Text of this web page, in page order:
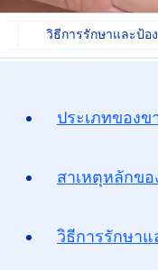
วิธีการรักษาและป้อ
ประเภทของข
สาเหตุหลักข
วิธีการรักษา